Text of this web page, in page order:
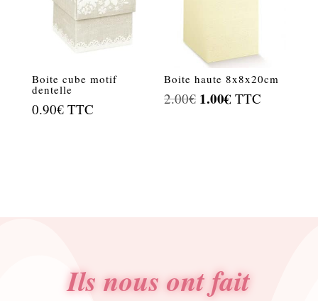
Boite cube motif
dentelle
0.90€ TTC
Boite haute 8x8x20cm
2.00€ Le
1.00€ Le
TTC
Ils nous ont fait